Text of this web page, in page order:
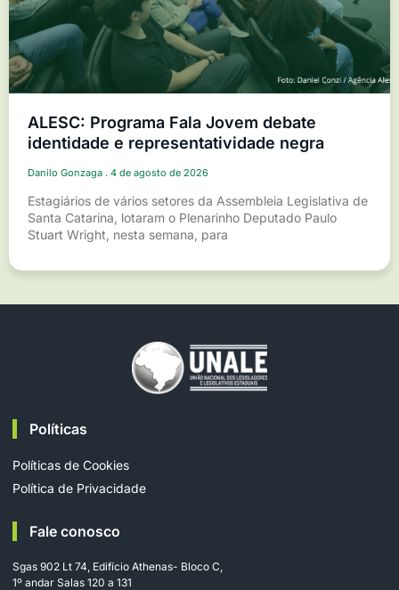
ALESC: Programa Fala Jovem debate
identidade e representatividade negra
Danilo Gonzaga 4 de agosto de 2026
Estagiários de vários setores da Assembleia Legislativa de
Santa Catarina, lotaram o Plenarinho Deputado Paulo
Stuart Wright, nesta semana, para
Políticas
Políticas de Cookies
Política de Privacidade
Fale conosco
Sgas 902 Lt 74, Edifício Athenas- Bloco C,
1º andar Salas 120 a 131